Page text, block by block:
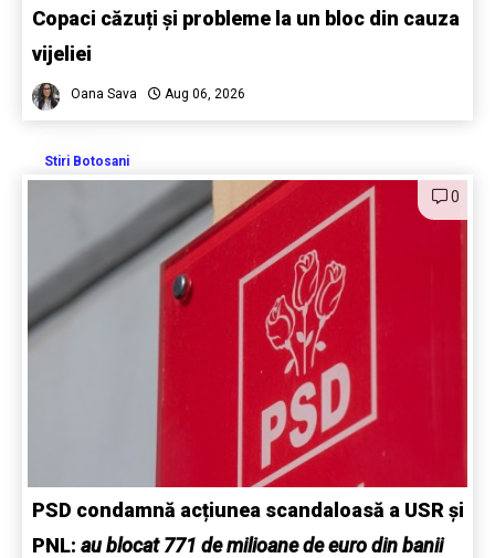
Copaci căzuți și probleme la un bloc din cauza
vijeliei
Oana Sava Aug 06, 2026
Stiri Botosani
0
PSD condamnă acțiunea scandaloasă a USR și
PNL: au blocat 771 de milioane de euro din banii